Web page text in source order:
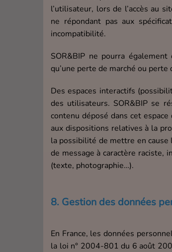
l’utilisateur, lors de l’accès au
ne répondant pas aux
incompatibilité.
SOR&BIP ne pourra
qu’une perte de marché ou
Des espaces interactifs
des utilisateurs. SOR&BIP se
contenu déposé dans cet
aux dispositions relatives à la
la possibilité de mettre en
de message à caractère raciste,
(texte, photographie…).
8. Gestion des données
En France, les données
la loi n° 2004-801 du 6 août